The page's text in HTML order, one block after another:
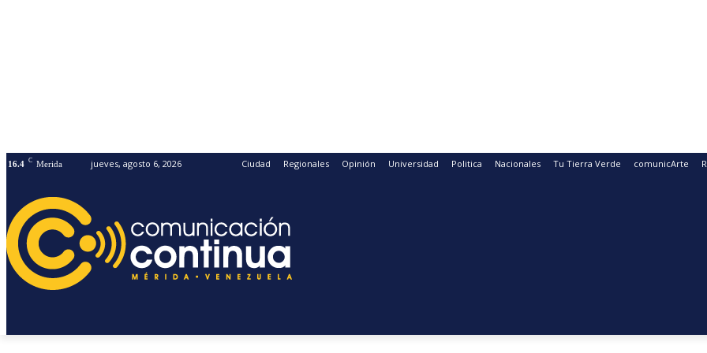
16.4 C Merida jueves, agosto 6, 2026 Ciudad Regionales Opinión Universidad Politica Nacionales Tu Tierra Verde comunicArte